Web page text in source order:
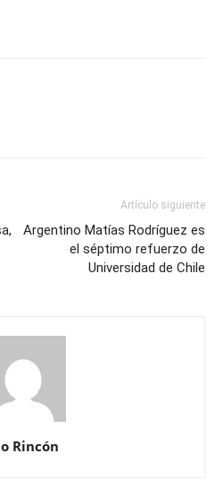
Artículo siguiente
Argentino Matías Rodríguez es
el séptimo refuerzo de
Universidad de Chile
Rincón